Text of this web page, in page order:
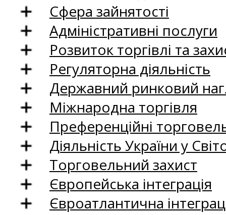
Сфера зайнятості
Адміністративні послуги
Розвиток торгівлі та
Регуляторна діяльність
Державний ринковий
Міжнародна торгівля
Преференційні
Діяльність України у
Торговельний захист
Європейська інтеграція
Євроатлантична